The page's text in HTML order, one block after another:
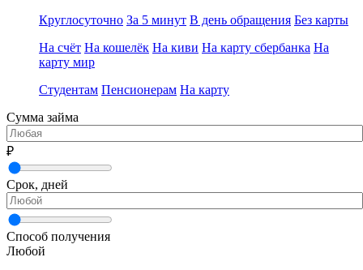
Круглосуточно За 5 минут В день обращения Без карты
На счёт На кошелёк На киви На карту сбербанка На
карту мир
Студентам Пенсионерам На карту
Сумма займа
₽
Срок, дней
Способ получения
Любой